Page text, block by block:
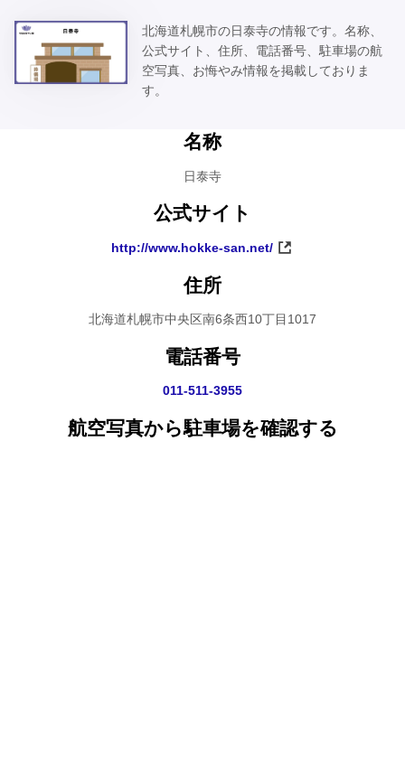
北海道札幌市の日泰寺の情報です。名称、
公式サイト、住所、電話番号、駐車場の航
空写真、お悔やみ情報を掲載しておりま
す。
名称
日泰寺
公式サイト
http://www.hokke-san.net/
住所
北海道札幌市中央区南6条西10丁目1017
電話番号
011-511-3955
航空写真から駐車場を確認する